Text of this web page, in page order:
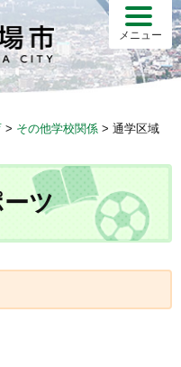
メニュー
> その他学校関係 > 通学区域
ツ